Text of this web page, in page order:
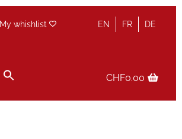
EN FR DE
My whishlist
CHF0.00